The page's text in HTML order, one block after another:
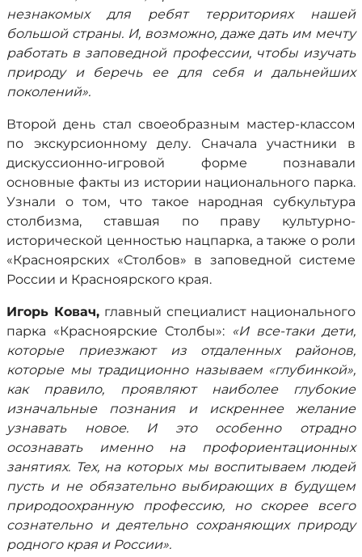
незнакомых для ребят территориях нашей
большой страны. И, возможно, даже дать им мечту
работать в заповедной профессии, чтобы изучать
природу и беречь ее для себя и дальнейших
поколений».
Второй день стал своеобразным мастер-классом
по экскурсионному делу. Сначала участники в
дискуссионно-игровой форме познавали
основные факты из истории национального парка.
Узнали о том, что такое народная субкультура
столбизма, ставшая по праву культурно-
исторической ценностью нацпарка, а также о роли
«Красноярских «Столбов» в заповедной системе
России и Красноярского края.
Игорь Ковач, главный специалист национального
парка «Красноярские Столбы»: «И все-таки дети,
которые приезжают из отдаленных районов,
которые мы традиционно называем «глубинкой»,
как правило, проявляют наиболее глубокие
изначальные познания и искреннее желание
узнавать новое. И это особенно отрадно
осознавать именно на профориентационных
занятиях. Тех, на которых мы воспитываем людей
пусть и не обязательно выбирающих в будущем
природоохранную профессию, но скорее всего
сознательно и деятельно сохраняющих природу
родного края и России».